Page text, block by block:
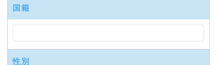
国籍
性別